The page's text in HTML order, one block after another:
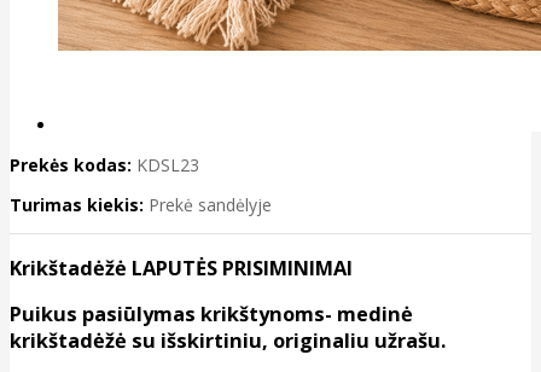
Prekės kodas: KDSL23
Turimas kiekis: Prekė sandėlyje
Krikštadėžė LAPUTĖS PRISIMINIMAI
Puikus pasiūlymas krikštynoms- medinė
krikštadėžė su išskirtiniu, originaliu užrašu.